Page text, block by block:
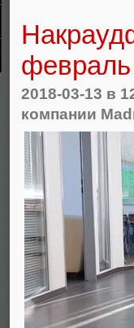
февраль
2018-03-13 в
компании